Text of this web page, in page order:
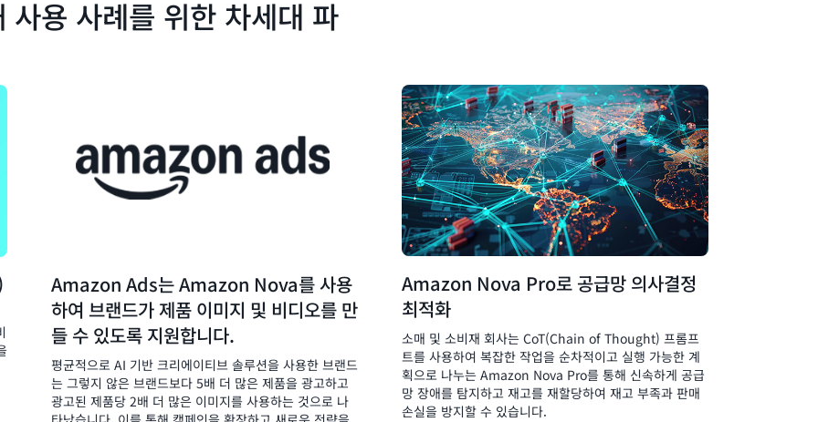
용 사례를 위한 차세대 파
Amazon Ads는 Amazon Nova를 사용
하여 브랜드가 제품 이미지 및 비디오를 만
들 수 있도록 지원합니다.
평균적으로 AI 기반 크리에이티브 솔루션을 사용한 브랜드
는 그렇지 않은 브랜드보다 5배 더 많은 제품을 광고하고
광고된 제품당 2배 더 많은 이미지를 사용하는 것으로 나
Amazon Nova Pro로 공급망 의사결정
최적화
소매 및 소비재 회사는 CoT(Chain of Thought) 프롬프
트를 사용하여 복잡한 작업을 순차적이고 실행 가능한 계
획으로 나누는 Amazon Nova Pro를 통해 신속하게 공급
망 장애를 탐지하고 재고를 재할당하여 재고 부족과 판매
손실을 방지할 수 있습니다.